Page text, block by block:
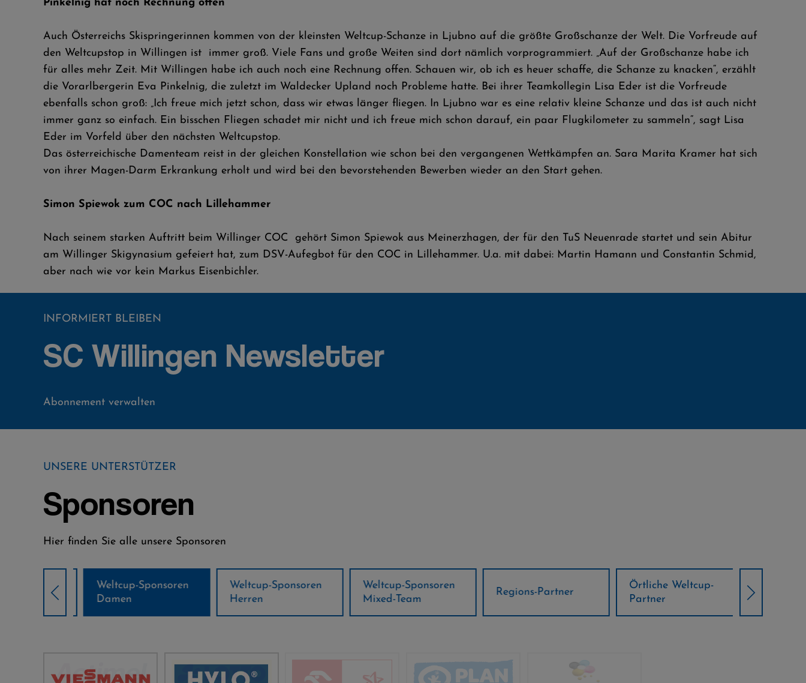
Pinkelnig hat noch Rechnung offen
Auch Österreichs Skispringerinnen kommen von der kleinsten Weltcup-Schanze in Ljubno auf die größte Großschanze der Welt. Die Vorfreude auf
den Weltcupstop in Willingen ist immer groß. Viele Fans und große Weiten sind dort nämlich vorprogrammiert. „Auf der Großschanze habe ich
für alles mehr Zeit. Mit Willingen habe ich auch noch eine Rechnung offen. Schauen wir, ob ich es heuer schaffe, die Schanze zu knacken“, erzählt
die Vorarlbergerin Eva Pinkelnig, die zuletzt im Waldecker Upland noch Probleme hatte. Bei ihrer Teamkollegin Lisa Eder ist die Vorfreude
ebenfalls schon groß: „Ich freue mich jetzt schon, dass wir etwas länger fliegen. In Ljubno war es eine relativ kleine Schanze und das ist auch nicht
immer ganz so einfach. Ein bisschen Fliegen schadet mir nicht und ich freue mich schon darauf, ein paar Flugkilometer zu sammeln“, sagt Lisa
Eder im Vorfeld über den nächsten Weltcupstop.
Das österreichische Damenteam reist in der gleichen Konstellation wie schon bei den vergangenen Wettkämpfen an. Sara Marita Kramer hat sich
von ihrer Magen-Darm Erkrankung erholt und wird bei den bevorstehenden Bewerben wieder an den Start gehen.
Simon Spiewok zum COC nach Lillehammer
Nach seinem starken Auftritt beim Willinger COC gehört Simon Spiewok aus Meinerzhagen, der für den TuS Neuenrade startet und sein Abitur
am Willinger Skigynasium gefeiert hat, zum DSV-Aufegbot für den COC in Lillehammer. U.a. mit dabei: Martin Hamann und Constantin Schmid,
aber nach wie vor kein Markus Eisenbichler.
INFORMIERT BLEIBEN
SC Willingen Newsletter
Abonnement verwalten
UNSERE UNTERSTÜTZER
Sponsoren
Hier finden Sie alle unsere Sponsoren
Weltcup-Sponsoren
Damen
Weltcup-Sponsoren
Herren
Weltcup-Sponsoren
Mixed-Team
Regions-Partner
Örtliche Weltcup-
Partner
Klima